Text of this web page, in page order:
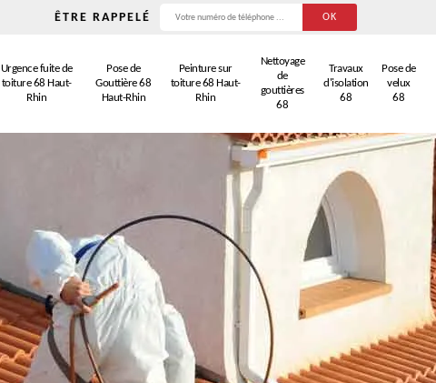
ÊTRE RAPPELÉ
Urgence fuite de
toiture 68 Haut-
Rhin
Pose de
Gouttière 68
Haut-Rhin
Peinture sur
toiture 68 Haut-
Rhin
Nettoyage
de
gouttières
68
Travaux
d'isolation
68
Pose de
velux
68